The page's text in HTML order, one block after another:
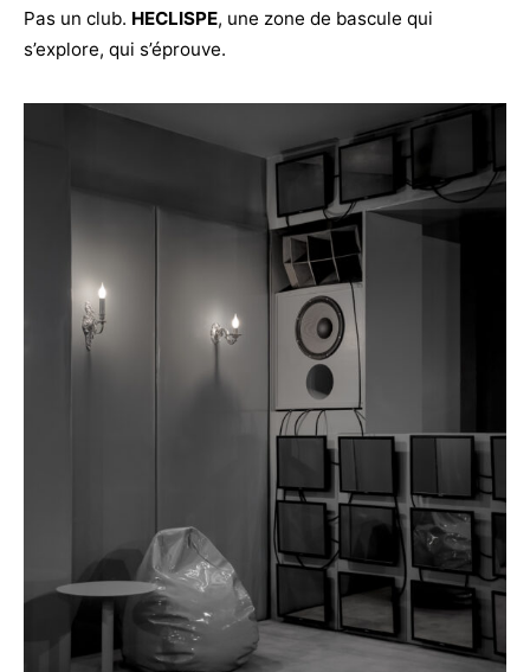
Pas un club. HECLISPE, une zone de bascule qui
s’explore, qui s’éprouve.